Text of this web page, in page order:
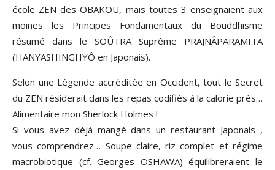
école ZEN des OBAKOU, mais toutes 3 enseignaient aux
moines les Principes Fondamentaux du Bouddhisme
résumé dans le SOÛTRA Suprême PRAJNÂPARAMITA
(HANYASHINGHYÔ en Japonais).
Selon une Légende accréditée en Occident, tout le Secret
du ZEN résiderait dans les repas codifiés à la calorie près…
Alimentaire mon Sherlock Holmes !
Si vous avez déjà mangé dans un restaurant Japonais ,
vous comprendrez… Soupe claire, riz complet et régime
macrobiotique (cf. Georges OSHAWA) équilibreraient le